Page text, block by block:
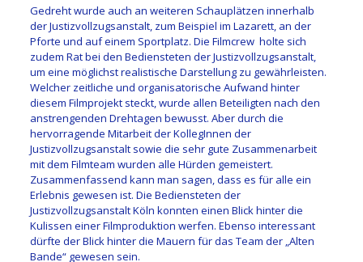
Gedreht wurde auch an weiteren Schauplätzen innerhalb
der Justizvollzugsanstalt, zum Beispiel im Lazarett, an der
Pforte und auf einem Sportplatz. Die Filmcrew holte sich
zudem Rat bei den Bediensteten der Justizvollzugsanstalt,
um eine möglichst realistische Darstellung zu gewährleisten.
Welcher zeitliche und organisatorische Aufwand hinter
diesem Filmprojekt steckt, wurde allen Beteiligten nach den
anstrengenden Drehtagen bewusst. Aber durch die
hervorragende Mitarbeit der KollegInnen der
Justizvollzugsanstalt sowie die sehr gute Zusammenarbeit
mit dem Filmteam wurden alle Hürden gemeistert.
Zusammenfassend kann man sagen, dass es für alle ein
Erlebnis gewesen ist. Die Bediensteten der
Justizvollzugsanstalt Köln konnten einen Blick hinter die
Kulissen einer Filmproduktion werfen. Ebenso interessant
dürfte der Blick hinter die Mauern für das Team der „Alten
Bande“ gewesen sein.